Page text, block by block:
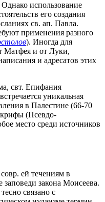
использование
его создания
св. ап. Павла.
применения разного
). Иногда для
Матфея и от Луки,
и адресатов этих
свт. Епифания
уникальная
в Палестине (66-70
(Псевдо-
место среди источников
ей течениям в
закона Моисеева.
связано с